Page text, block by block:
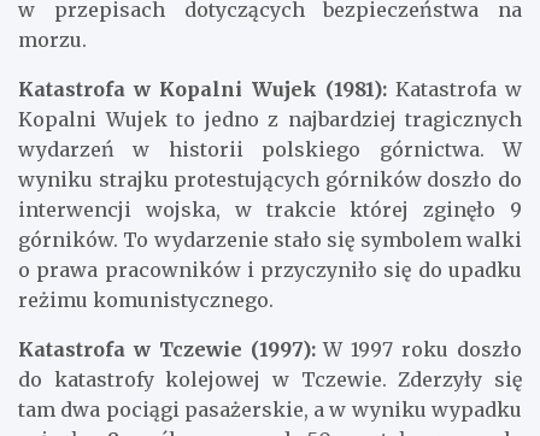
w przepisach dotyczących bezpieczeństwa na
morzu.
Katastrofa w Kopalni Wujek (1981):Katastrofa w
Kopalni Wujek to jedno z najbardziej tragicznych
wydarzeń w historii polskiego górnictwa. W
wyniku strajku protestujących górników doszło do
interwencji wojska, w trakcie której zginęło 9
górników. To wydarzenie stało się symbolem walki
o prawa pracowników i przyczyniło się do upadku
reżimu komunistycznego.
Katastrofa w Tczewie (1997):W 1997 roku doszło
do katastrofy kolejowej w Tczewie. Zderzyły się
tam dwa pociągi pasażerskie, a w wyniku wypadku